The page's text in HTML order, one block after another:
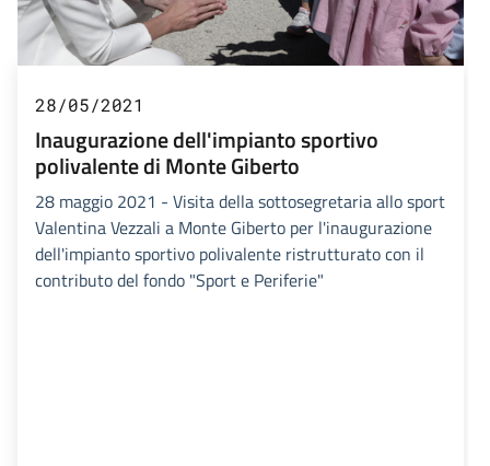
28/05/2021
Inaugurazione dell'impianto sportivo
polivalente di Monte Giberto
28 maggio 2021 - Visita della sottosegretaria allo sport
Valentina Vezzali a Monte Giberto per l'inaugurazione
dell'impianto sportivo polivalente ristrutturato con il
contributo del fondo "Sport e Periferie"